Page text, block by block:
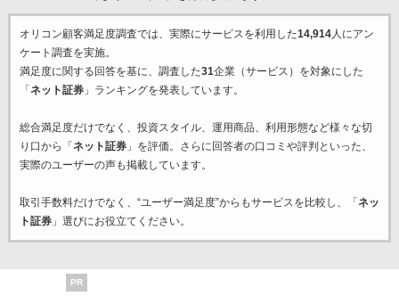
オリコン顧客満足度調査では、実際にサービスを利用した14,914人にアン
ケート調査を実施。
満足度に関する回答を基に、調査した31企業（サービス）を対象にした
「ネット証券」ランキングを発表しています。
総合満足度だけでなく、投資スタイル、運用商品、利用形態など様々な切
り口から「ネット証券」を評価。さらに回答者の口コミや評判といった、
実際のユーザーの声も掲載しています。
取引手数料だけでなく、“ユーザー満足度”からもサービスを比較し、「ネッ
ト証券」選びにお役立てください。
PR